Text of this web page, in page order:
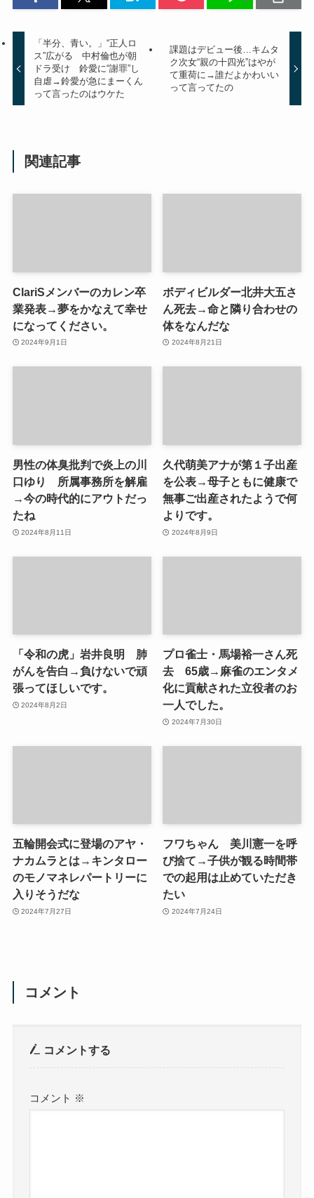
「半分、青い。」“正人ロ
ス”広がる 中村倫也が朝
ドラ受け 鈴愛に“謝罪”し
自虐→鈴愛が急にまーくん
って言ったのはウケた
課題はデビュー後…キムタ
ク次女“親の十四光”はやが
て重荷に→誰だよかわいい
って言ってたの
関連記事
ClariSメンバーのカレン卒
業発表→夢をかなえて幸せ
になってください。
2024年9月1日
ボディビルダー北井大五さ
ん死去→命と隣り合わせの
体をなんだな
2024年8月21日
男性の体臭批判で炎上の川
口ゆり 所属事務所を解雇
→今の時代的にアウトだっ
たね
2024年8月11日
久代萌美アナが第１子出産
を公表→母子ともに健康で
無事ご出産されたようで何
よりです。
2024年8月9日
「令和の虎」岩井良明 肺
がんを告白→負けないで頑
張ってほしいです。
2024年8月2日
プロ雀士・馬場裕一さん死
去 65歳→麻雀のエンタメ
化に貢献された立役者のお
一人でした。
2024年7月30日
五輪開会式に登場のアヤ・
ナカムラとは→キンタロー
のモノマネレパートリーに
入りそうだな
2024年7月27日
フワちゃん 美川憲一を呼
び捨て→子供が観る時間帯
での起用は止めていただき
たい
2024年7月24日
コメント
コメントする
コメント ※